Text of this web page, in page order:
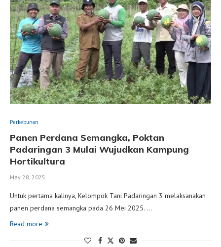
Perkebunan
Panen Perdana Semangka, Poktan
Padaringan 3 Mulai Wujudkan Kampung
Hortikultura
May 28, 2025
Untuk pertama kalinya, Kelompok Tani Padaringan 3 melaksanakan
panen perdana semangka pada 26 Mei 2025. …
Read more